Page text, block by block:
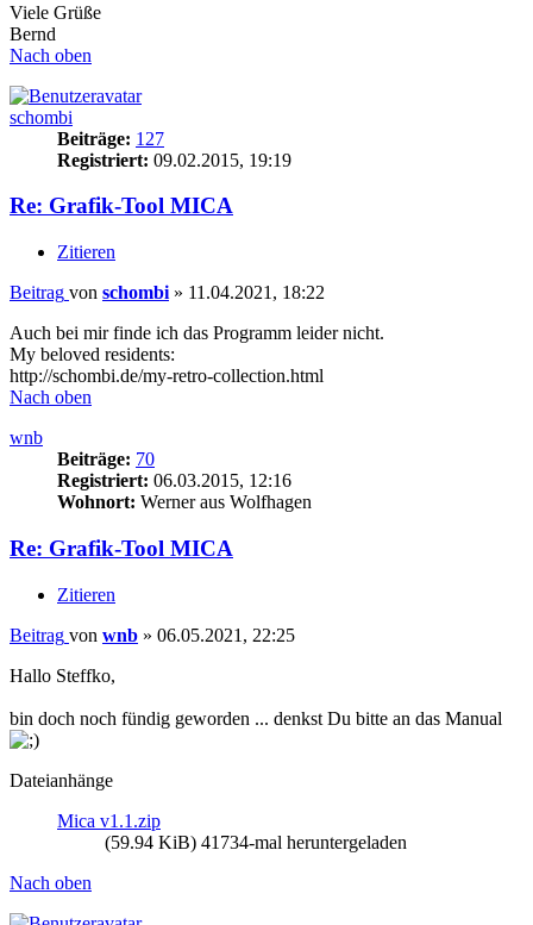
Viele Grüße
Bernd
Nach oben
schombi
Beiträge: 127
Registriert: 09.02.2015, 19:19
Re: Grafik-Tool MICA
Zitieren
Beitrag von schombi » 11.04.2021, 18:22
Auch bei mir finde ich das Programm leider nicht.
My beloved residents:
http://schombi.de/my-retro-collection.html
Nach oben
wnb
Beiträge: 70
Registriert: 06.03.2015, 12:16
Wohnort: Werner aus Wolfhagen
Re: Grafik-Tool MICA
Zitieren
Beitrag von wnb » 06.05.2021, 22:25
Hallo Steffko,
bin doch noch fündig geworden ... denkst Du bitte an das Manual
Dateianhänge
Mica v1.1.zip
(59.94 KiB) 41734-mal heruntergeladen
Nach oben